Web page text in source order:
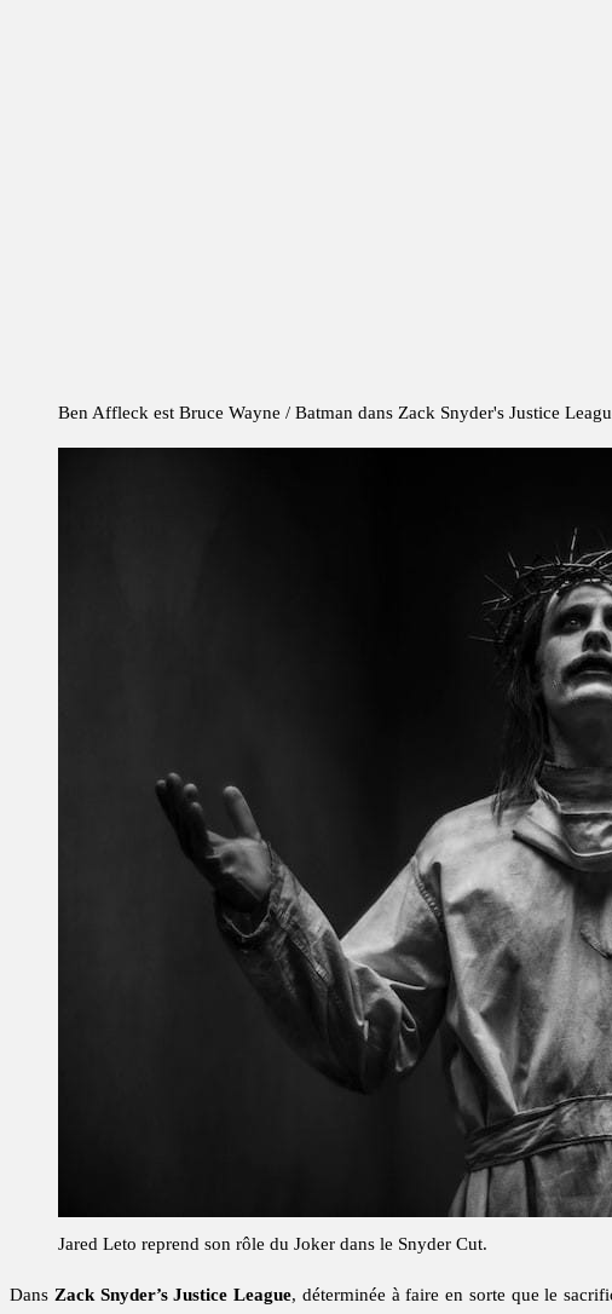
Ben Affleck est Bruce Wayne / Batman dans Zack Snyder's Justice
Jared Leto reprend son rôle du Joker dans le Snyder Cut.
Dans Zack Snyder’s Justice League, déterminée à faire en sorte que le